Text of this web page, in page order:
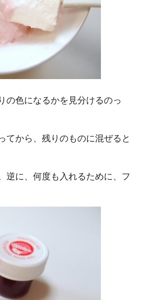
の色になるかを見分けるのっ
てから、残りのものに混ぜると
逆に、何度も入れるために、フ